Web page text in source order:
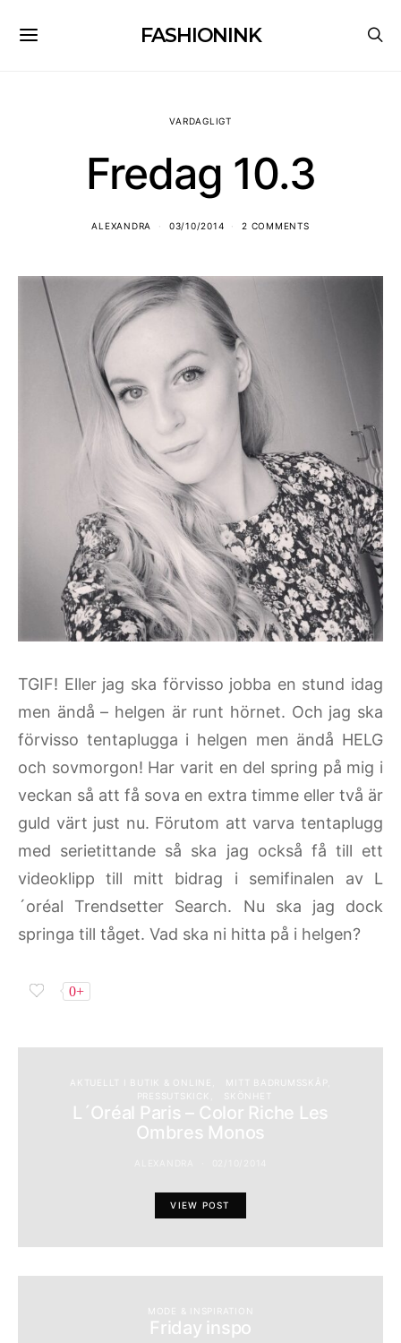
FASHIONINK
VARDAGLIGT
Fredag 10.3
ALEXANDRA 03/10/2014 2 COMMENTS
TGIF! Eller jag ska förvisso jobba en stund idag
men ändå – helgen är runt hörnet. Och jag ska
förvisso tentaplugga i helgen men ändå HELG
och sovmorgon! Har varit en del spring på mig i
veckan så att få sova en extra timme eller två är
guld värt just nu. Förutom att varva tentaplugg
med serietittande så ska jag också få till ett
videoklipp till mitt bidrag i semifinalen av L
´oréal Trendsetter Search. Nu ska jag dock
springa till tåget. Vad ska ni hitta på i helgen?
0+
AKTUELLT I BUTIK & ONLINE
MITT BADRUMSSKÅP
PRESSUTSKICK
SKÖNHET
L´Oréal Paris – Color Riche Les
Ombres Monos
VIEW POST
MODE & INSPIRATION
Friday inspo